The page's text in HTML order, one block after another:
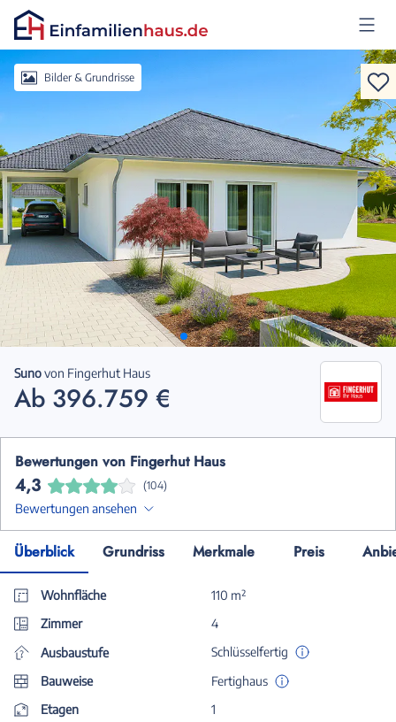
AnmeldenBilder & Grundrisse
Sunovon Fingerhut Haus
Ab 396.759 €
Bewertungen von Fingerhut Haus
4,3 (104)
Bewertungen ansehen
Überblick Grundriss Merkmale Preis
Wohnfläche
110 m²
Zimmer
4
Ausbaustufe
Schlüsselfertig
Bauweise
Fertighaus
Etagen
1